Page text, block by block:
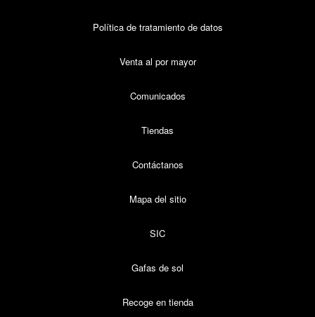
Política de tratamiento de datos
Venta al por mayor
Comunicados
Tiendas
Contáctanos
Mapa del sitio
SIC
Gafas de sol
Recoge en tienda